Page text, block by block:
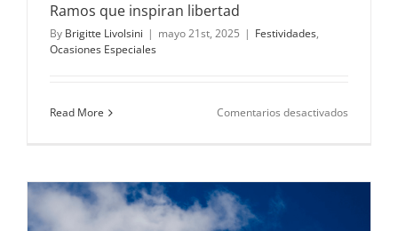
Ramos que inspiran libertad
By Brigitte Livolsini | mayo 21st, 2025 | Festividades,
Ocasiones Especiales
Read More Comentarios desactivados